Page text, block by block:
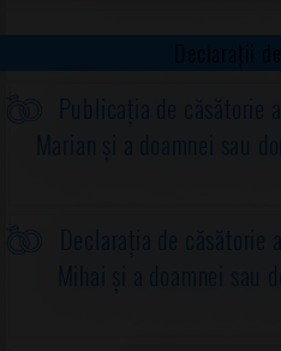
Declarații
Publicația de căsătorie
Marian și a doamnei sau
Declarația de căsătorie
Mihai și a doamnei sau